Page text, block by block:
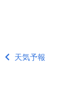
天気予報